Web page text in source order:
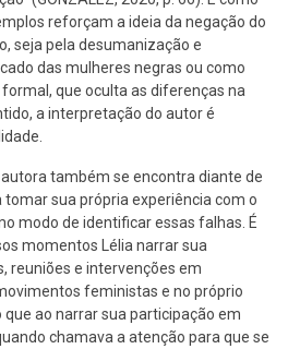
reforçam a ideia da negação do
seja pela desumanização e
das mulheres negras ou como
que oculta as diferenças na
a interpretação do autor é
também se encontra diante de
sua própria experiência com o
modo de identificar essas falhas. É
momentos Lélia narrar sua
reuniões e intervenções em
feministas e no próprio
ao narrar sua participação em
chamava a atenção para que se